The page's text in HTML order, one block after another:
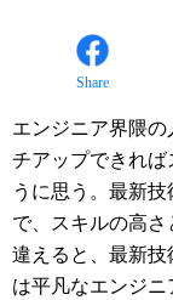
Share
エンジニア界隈
チアップできれば
うに思う。最新
で、スキルの高
違えると、最新
は平凡なエンジニ